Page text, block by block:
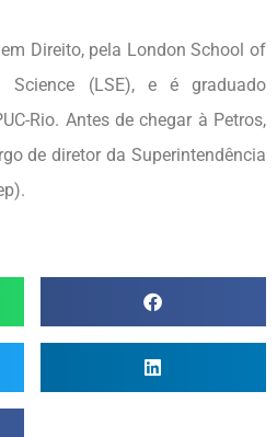
Direito, pela London School of
Science (LSE), e é graduado
Rio. Antes de chegar à Petros,
de diretor da Superintendência